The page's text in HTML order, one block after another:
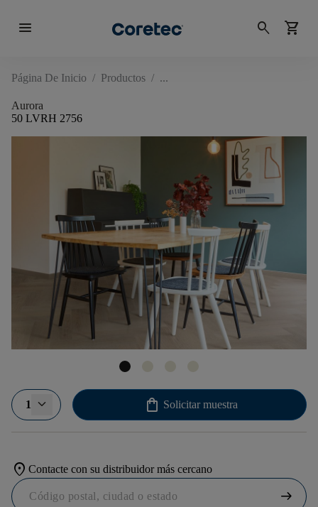
menu search shopping_cart
Página De Inicio / Productos /
Aurora
50 LVRH 2756
1 shopping_bag Solicitar muestra
location_on Contacte con su distribuidor más cercano
arrow_right_alt